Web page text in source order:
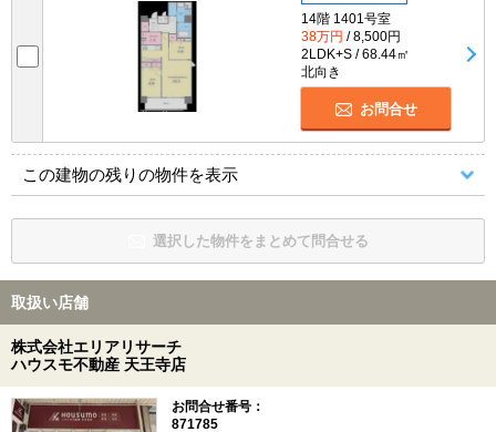
14階 1401号室
38万円 / 8,500円
2LDK+S / 68.44㎡
北向き
お問合せ
この建物の残りの物件を表示
選択した物件をまとめて問合せる
取扱い店舗
株式会社エリアリサーチ
ハウスモ不動産 天王寺店
お問合せ番号：
871785